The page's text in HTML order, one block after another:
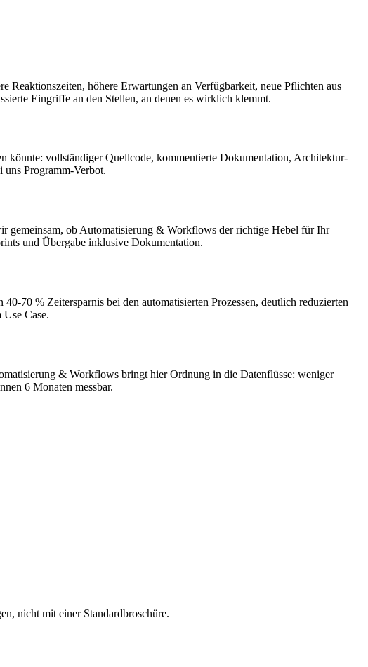
höhere Erwartungen an Verfügbarkeit, neue Pflichten aus
Eingriffe an den Stellen, an denen es wirklich klemmt.
könnte: vollständiger Quellcode, kommentierte Dokumentation, Architektur-
Programm-Verbot.
gemeinsam, ob Automatisierung & Workflows der richtige Hebel für Ihr
und Übergabe inklusive Dokumentation.
70 % Zeitersparnis bei den automatisierten Prozessen, deutlich reduzierten
Case.
& Workflows bringt hier Ordnung in die Datenflüsse: weniger
6 Monaten messbar.
nicht mit einer Standardbroschüre.